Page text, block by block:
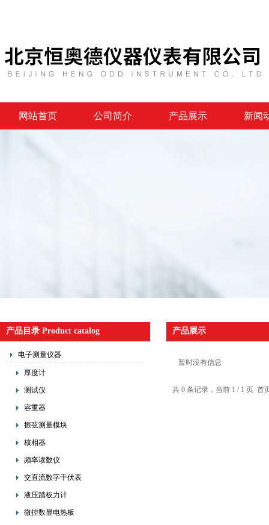
网站首页 公司简介 产品展示 新闻
产品目录 Product catalog
电子测量仪器
厚度计
测试仪
容重器
振弦测量模块
核相器
频率读数仪
交直流数字千伏表
液压踏板力计
微控数显电热板
产品展示
暂时没有信息
共 0 条记录，当前 1 / 1 页